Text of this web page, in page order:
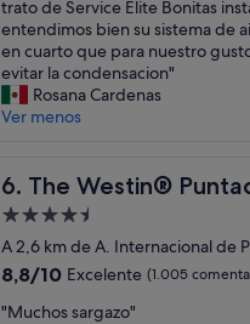
r
c
a
l
a
l
p
i
a
b
a
d
"E
L
M
A
L
Excelente,
(5.264 comentarios)
M
u
y
b
u
e
a
e
n
c
ó
trato de Service Elite Bonitas
entendimos bien su sistema de
en cuarto que para nuestro
evitar la condensacion"
Rosana Cardenas
Ver menos
6. The Westin®
The Westin® Puntacana
Alojamiento
de
4.5 estrellas
A 2,6 km de A. Internacional de
8.8
10,
8,8/10 Excelente (1.005
""Muchos sargazo"